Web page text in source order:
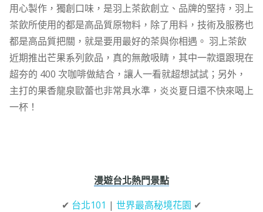
用心製作，獨創口味，是羽上茶飲創立、品牌的堅持，羽上
茶飲所使用的都是高品質原物料，除了用料，技術及服務也
都是高品質把關，就是要用最好的茶與你相遇。 羽上茶飲
近期推出芒果系列飲品，真的無敵吸睛，其中一款還跟現在
超夯的 400 次咖啡做結合，讓人一看就超想試試；另外，
主打的果香龍泉歐蕾也非常具水準，炎炎夏日還不快來喝上
一杯！
漫遊台北熱門景點
✔ 台北101 | 世界最高秘境花園 ✔